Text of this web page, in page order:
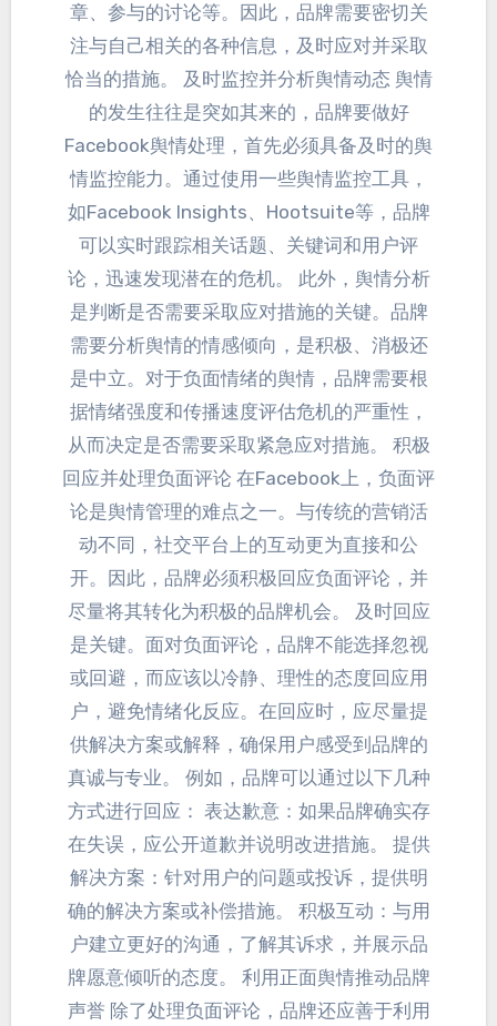
章、 参与的讨论等。 因此， 品牌需要密切关
注与自己相关的各种信息 ， 及时应对并采取
恰当的措施。 及时监控并分析舆情动态 舆情
的发生往往是突如其来的 ， 品牌要做好
Facebook舆情处理 ， 首先必须具备及时的舆
情监控能力。 通过使用一些舆情监控工具，
如Facebook Insights、 Hootsuite等， 品牌
可以实时跟踪相关话题、 关键词和用户评
论 ， 迅速发现潜在的危机。 此外， 舆情分析
是判断是否需要采取应对措施的关键。 品牌
需要分析舆情的情感倾向 ， 是积极、 消极还
是中立。 对于负面情绪的舆情， 品牌需要根
据情绪强度和传播速度评估危机的严重性 ，
从而决定是否需要采取紧急应对措施。 积极
回应并处理负面评论 在Facebook上 ， 负面评
论是舆情管理的难点之一。 与传统的营销活
动不同 ， 社交平台上的互动更为直接和公
开。 因此， 品牌必须积极回应负面评论 ， 并
尽量将其转化为积极的品牌机会。 及时回应
是关键。 面对负面评论 ， 品牌不能选择忽视
或回避 ， 而应该以冷静、 理性的态度回应用
户 ， 避免情绪化反应。 在回应时， 应尽量提
供解决方案或解释 ， 确保用户感受到品牌的
真诚与专业。 例如 ， 品牌可以通过以下几种
方式进行回应 ： 表达歉意 ： 如果品牌确实存
在失误， 应公开道歉并说明改进措施。 提供
解决方案 ： 针对用户的问题或投诉， 提供明
确的解决方案或补偿措施。 积极互动 ： 与用
户建立更好的沟通 ， 了解其诉求 ， 并展示品
牌愿意倾听的态度。 利用正面舆情推动品牌
声誉 除了处理负面评论 ， 品牌还应善于利用